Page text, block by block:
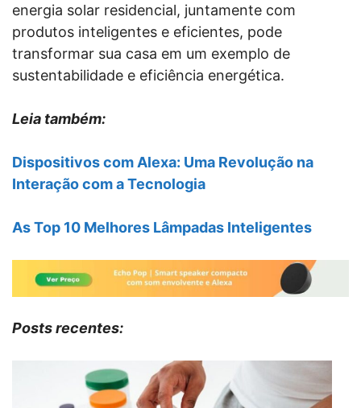
energia solar residencial, juntamente com
produtos inteligentes e eficientes, pode
transformar sua casa em um exemplo de
sustentabilidade e eficiência energética.
Leia também:
Dispositivos com Alexa: Uma Revolução na
Interação com a Tecnologia
As Top 10 Melhores Lâmpadas Inteligentes
Posts recentes: